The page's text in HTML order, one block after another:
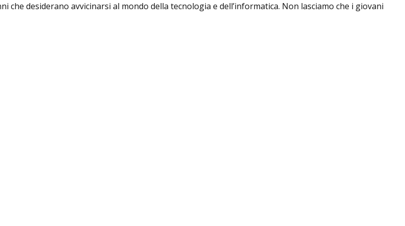
che desiderano avvicinarsi al mondo della tecnologia e dell’informatica. Non lasciamo che i giovani